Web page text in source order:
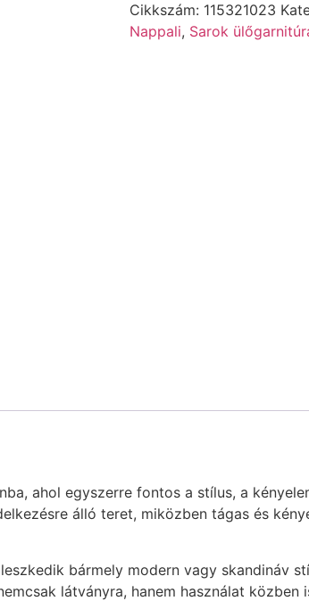
Cikkszám: 115321023
Nappali, Sarok
ahol egyszerre fontos a stílus, a
álló teret, miközben tágas és
bármely modern vagy skandináv
látványra, hanem használat közben